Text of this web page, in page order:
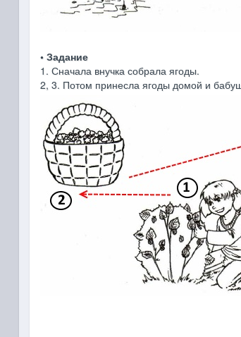
• Задание
1. Сначала внучка собрала ягоды.
2, 3. Потом принесла ягоды домой и